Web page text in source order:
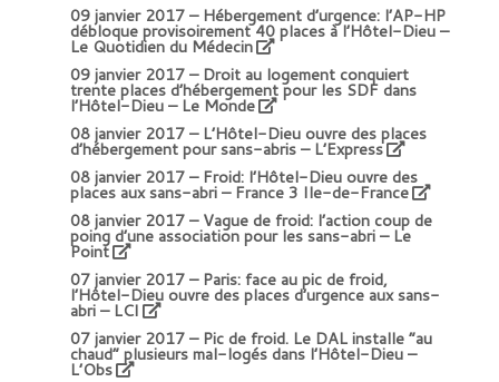
09 janvier 2017 –Hébergement d’urgence: l’AP-HP
débloque provisoirement 40 places à l’Hôtel-Dieu –
Le Quotidien du Médecin
09 janvier 2017 –Droit au logement conquiert
trente places d’hébergement pour les SDF dans
l’Hôtel-Dieu – Le Monde
08 janvier 2017 –L’Hôtel-Dieu ouvre des places
d’hébergement pour sans-abris – L’Express
08 janvier 2017 –Froid: l’Hôtel-Dieu ouvre des
places aux sans-abri – France 3 Ile-de-France
08 janvier 2017 –Vague de froid: l’action coup de
poing d’une association pour les sans-abri – Le
Point
07 janvier 2017 –Paris: face au pic de froid,
l’Hôtel-Dieu ouvre des places d’urgence aux sans-
abri – LCI
07 janvier 2017 –Pic de froid. Le DAL installe “au
chaud” plusieurs mal-logés dans l’Hôtel-Dieu –
L’Obs